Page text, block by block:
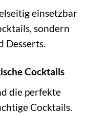
einsetzbar
sondern
Desserts.
Cocktails
die perfekte
Cocktails.